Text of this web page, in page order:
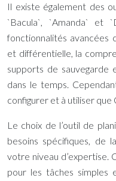
Il existe également des
`Bacula`, `Amanda` et
fonctionnalités avancées
et différentielle, la
supports de sauvegarde
dans le temps.
configurer et à utiliser que
Le choix de l’outil de
besoins spécifiques, de
votre niveau d’expertise.
pour les tâches simples